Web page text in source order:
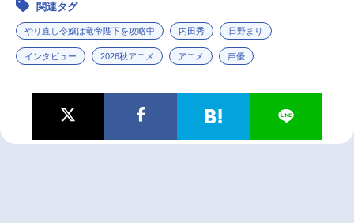
関連タグ
やり直し令嬢は竜帝陛下を攻略中 内田秀 日野まり
インタビュー 2026秋アニメ アニメ 声優